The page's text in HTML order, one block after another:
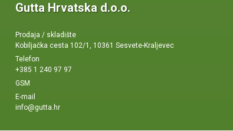
Gutta Hrvatska d.o.o.
Prodaja / skladište
Kobiljačka cesta 102/1, 10361 Sesvete-Kraljevec
Telefon
+385 1 240 97 97
GSM
E-mail
info@gutta.hr